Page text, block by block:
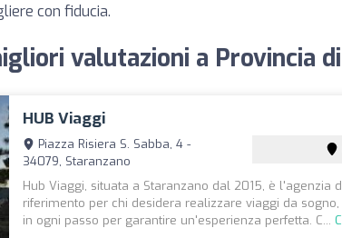
con fiducia.
valutazioni a Provincia
HUB Viaggi
Piazza Risiera S. Sabba, 4 -
34079, Staranzano
Hub Viaggi, situata a Staranzano dal 2015, è l'agenzia
riferimento per chi desidera realizzare viaggi da
in ogni passo per garantire un'esperienza perfetta. C...